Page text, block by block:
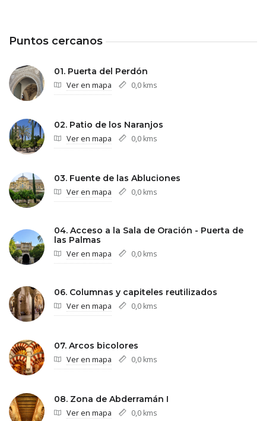
Puntos cercanos
01. Puerta del Perdón
Ver en mapa 0,0 kms
02. Patio de los Naranjos
Ver en mapa 0,0 kms
03. Fuente de las Abluciones
Ver en mapa 0,0 kms
04. Acceso a la Sala de Oración - Puerta de
las Palmas
Ver en mapa 0,0 kms
06. Columnas y capiteles reutilizados
Ver en mapa 0,0 kms
07. Arcos bicolores
Ver en mapa 0,0 kms
08. Zona de Abderramán I
Ver en mapa 0,0 kms